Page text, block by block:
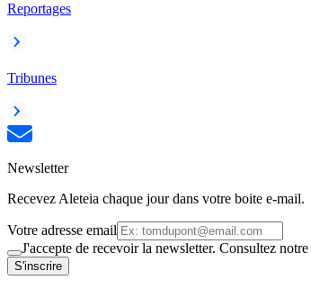
Reportages
Tribunes
Newsletter
Recevez Aleteia chaque jour dans votre boite e-mail.
Votre adresse email
J'accepte de recevoir la newsletter. Consultez notre
S'inscrire